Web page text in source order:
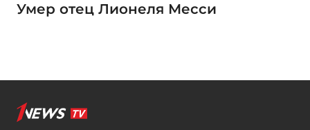
Умер отец Лионеля Месси